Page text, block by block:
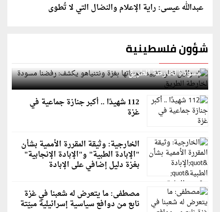
عبدالله عيسى: راية الإعلام والنضال التي لا تُطوى
شؤون فلسطينية
إسرائيل تعلن تقييد هجماتها بغزة ونتنياهو يكشف: رفضنا
مسودة لخارطة الطريق
112 شهيدًا .. أكبر جنازة جماعية في
غزة
الخارجية: وثيقة المقررة الأممية بشأن
"الإبادة الطبية" و"الإبادة الإنجابية"
بغزة دليل إضافي على الإبادة
مصطفى: ما يتعرض له شعبنا في غزة
نابع من دوافع سياسية إسرائيلية مبيّتة